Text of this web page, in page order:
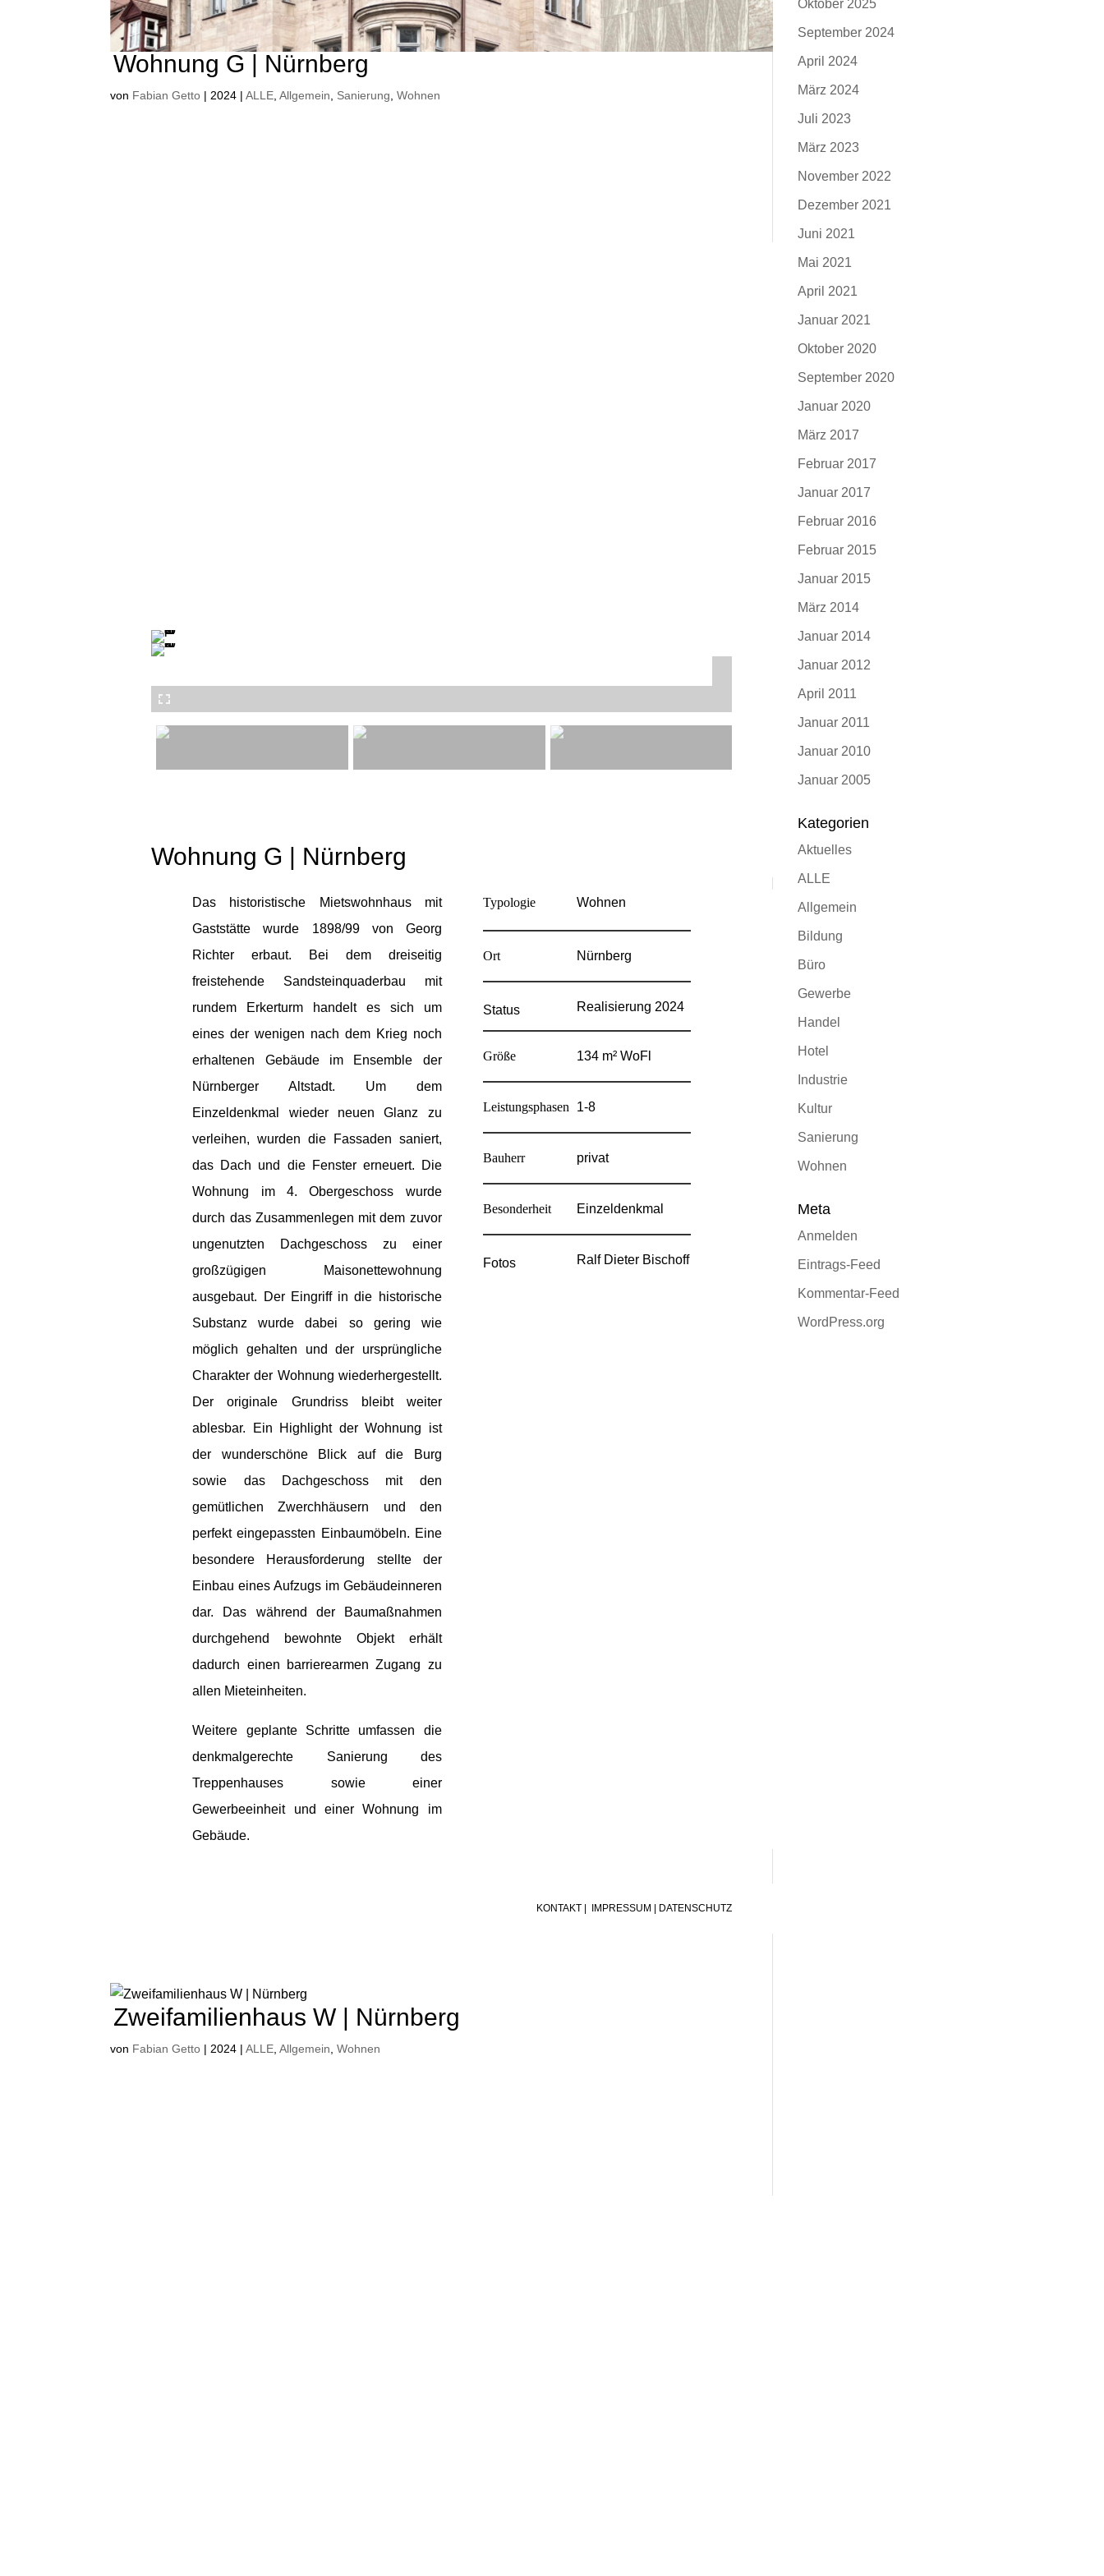
Wohnung G | Nürnberg
von Fabian Getto |2024 |ALLE,Allgemein, Sanierung,Wohnen
Wohnung G | Nürnberg
Das historistische Mietswohnhaus mit
Gaststätte wurde 1898/99 von Georg
Richter erbaut. Bei dem dreiseitig
freistehende Sandsteinquaderbau mit
rundem Erkerturm handelt es sich um
eines der wenigen nach dem Krieg noch
erhaltenen Gebäude im Ensemble der
Nürnberger Altstadt. Um dem
Einzeldenkmal wieder neuen Glanz zu
verleihen, wurden die Fassaden saniert,
das Dach und die Fenster erneuert. Die
Wohnung im 4. Obergeschoss wurde
durch das Zusammenlegen mit dem zuvor
ungenutzten Dachgeschoss zu einer
großzügigen Maisonettewohnung
ausgebaut. Der Eingriff in die historische
Substanz wurde dabei so gering wie
möglich gehalten und der ursprüngliche
Charakter der Wohnung wiederhergestellt.
Der originale Grundriss bleibt weiter
ablesbar. Ein Highlight der Wohnung ist
der wunderschöne Blick auf die Burg
sowie das Dachgeschoss mit den
gemütlichen Zwerchhäusern und den
perfekt eingepassten Einbaumöbeln. Eine
besondere Herausforderung stellte der
Einbau eines Aufzugs im Gebäudeinneren
dar. Das während der Baumaßnahmen
durchgehend bewohnte Objekt erhält
dadurch einen barrierearmen Zugang zu
allen Mieteinheiten.
Weitere geplante Schritte umfassen die
denkmalgerechte Sanierung des
Treppenhauses sowie einer
Gewerbeeinheit und einer Wohnung im
Gebäude.
Typologie Wohnen
Ort Nürnberg
Status Realisierung 2024
Größe 134 m² WoFl
Leistungsphasen 1-8
Bauherr privat
Besonderheit Einzeldenkmal
Fotos Ralf Dieter Bischoff
KONTAKT| IMPRESSUM DATENSCHUTZ
Zweifamilienhaus W | Nürnberg
von Fabian Getto | 2024 |ALLE ,Allgemein ,Wohnen
Oktober 2025
September 2024
April 2024
März 2024
Juli 2023
März 2023
November 2022
Dezember 2021
Juni 2021
Mai 2021
April 2021
Januar 2021
Oktober 2020
September 2020
Januar 2020
März 2017
Februar 2017
Januar 2017
Februar 2016
Februar 2015
Januar 2015
März 2014
Januar 2014
Januar 2012
April 2011
Januar 2011
Januar 2010
Januar 2005
Kategorien
Aktuelles
ALLE
Allgemein
Bildung
Büro
Gewerbe
Handel
Hotel
Industrie
Kultur
Sanierung
Wohnen
Meta
Anmelden
Eintrags-Feed
Kommentar-Feed
WordPress.org